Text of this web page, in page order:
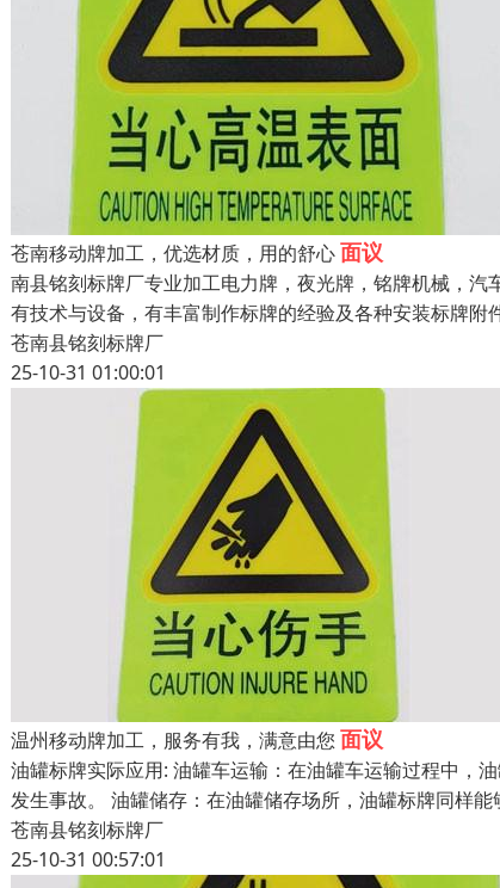
苍南移动牌加工，优选材质，用的舒心面议
南县铭刻标牌厂专业加工电力牌，夜光牌，铭牌机械，
有技术与设备，有丰富制作标牌的经验及各种安装标牌
苍南县铭刻标牌厂
25-10-31 01:00:01
温州移动牌加工，服务有我，满意由您 面议
油罐标牌实际应用: 油罐车运输：在油罐车运输过程中，
发生事故。 油罐储存：在油罐储存场所，油罐标牌同样
苍南县铭刻标牌厂
25-10-31 00:57:01